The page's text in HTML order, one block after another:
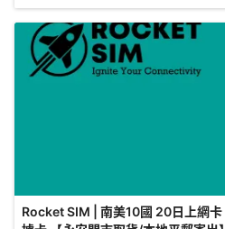
Rocket SIM | 南美10國 20日上網卡 (每日1GB) | 旅遊儲值卡 | 數